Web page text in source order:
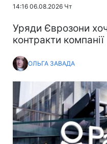
14:16 06.08.2026 Чт
Уряди Єврозони
контракти компанії
ОЛЬГА ЗАВАДА